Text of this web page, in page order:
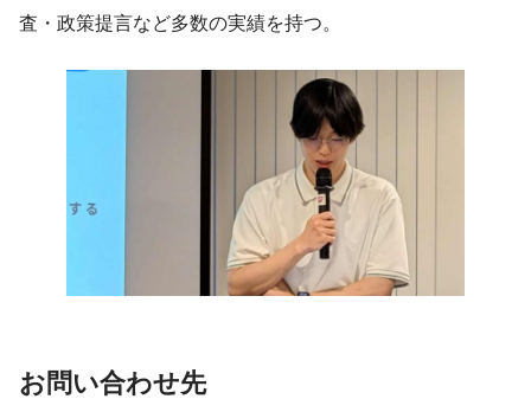
査・政策提言など多数の実績を持つ。
お問い合わせ先